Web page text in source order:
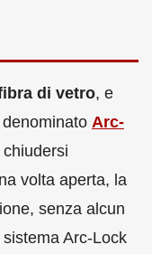
di vetro, e
Arc-
volta aperta, la
senza alcun
Arc-Lock